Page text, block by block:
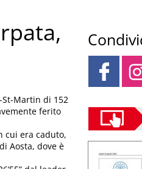
St-Martin di 152
ferito
cui era caduto,
Aosta, dove è